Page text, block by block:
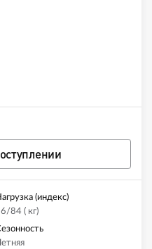
(индекс)
84 ( кг)